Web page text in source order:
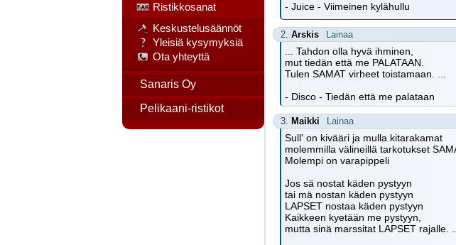
Ristikkosanat
Keskustelusäännöt
Yleisiä kysymyksiä
Ota yhteyttä
Sanaris Oy
Pelikaani-ristikot
- Juice - Viimeinen kylähullu
2. Arskis Lainaa
... Tahdon olla hyvä ihminen,
mut tiedän että me PALATAAN.
Tulen SAMAT virheet toistamaan. ...
- Disco - Tiedän että me palataan
3. Maikki Lainaa
Sull' on kivääri ja mulla kitarakamat
molemmilla välineillä tarkotukset
Molempi on varapippeli
Jos sä nostat käden pystyyn
tai mä nostan käden pystyyn
LAPSET nostaa käden pystyyn
Kaikkeen kyetään me pystyyn,
mutta sinä marssitat LAPSET rajalle. ...